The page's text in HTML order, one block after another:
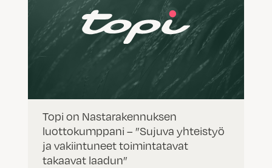
Topi on Nastarakennuksen
luottokumppani – ”Sujuva yhteistyö
ja vakiintuneet toimintatavat
takaavat laadun”